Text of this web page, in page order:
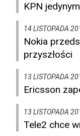
KPN
14 LISTOPADA
Nokia
przyszłości
13 LISTOPADA
Ericsson
13 LISTOPADA
Tele2 chce